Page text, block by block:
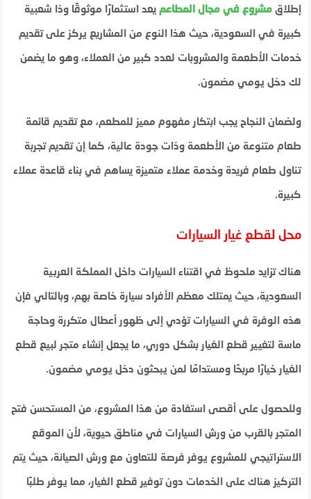
إطلاقمشروع في مجال المطاعم يعد استثمارًا موثوقًا وذا شعبية
كبيرة في السعودية، حيث هذا النوع من المشاريع يركز على تقديم
خدمات الأطعمة والمشروبات لعدد كبير من العملاء، وهو ما يضمن
لك دخل يومي مضمون.
ولضمان النجاح يجب ابتكار مفهوم مميز للمطعم، مع تقديم قائمة
طعام متنوعة من الأطعمة وذات جودة عالية، كما إن تقديم تجربة
تناول طعام فريدة وخدمة عملاء متميزة يساهم في بناء قاعدة عملاء
كبيرة.
محل لقطع غيار السيارات
هناك تزايد ملحوظ في اقتناء السيارات داخل المملكة العربية
السعودية، حيث يمتلك معظم الأفراد سيارة خاصة بهم، وبالتالي فإن
هذه الوفرة في السيارات تؤدي إلى ظهور أعطال متكررة وحاجة
ماسة لتغيير قطع الغيار بشكل دوري، ما يجعل إنشاء متجر لبيع قطع
الغيار خيارًا مربحًا ومستدامًا لمن يبحثون دخل يومي مضمون.
وللحصول على أقصى استفادة من هذا المشروع، من المستحسن فتح
المتجر بالقرب من ورش السيارات في مناطق حيوية، لأن الموقع
الاستراتيجي للمشروع يوفر فرصة للتعاون مع ورش الصيانة، حيث يتم
التركيز هناك على الخدمات دون توفير قطع الغيار، مما يوفر طلبًا